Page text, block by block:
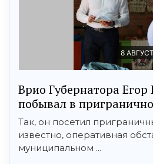
8
Врио Губернатора Егор
побывал в
Так, он посетил
известно, оперативная
муниципальном ...